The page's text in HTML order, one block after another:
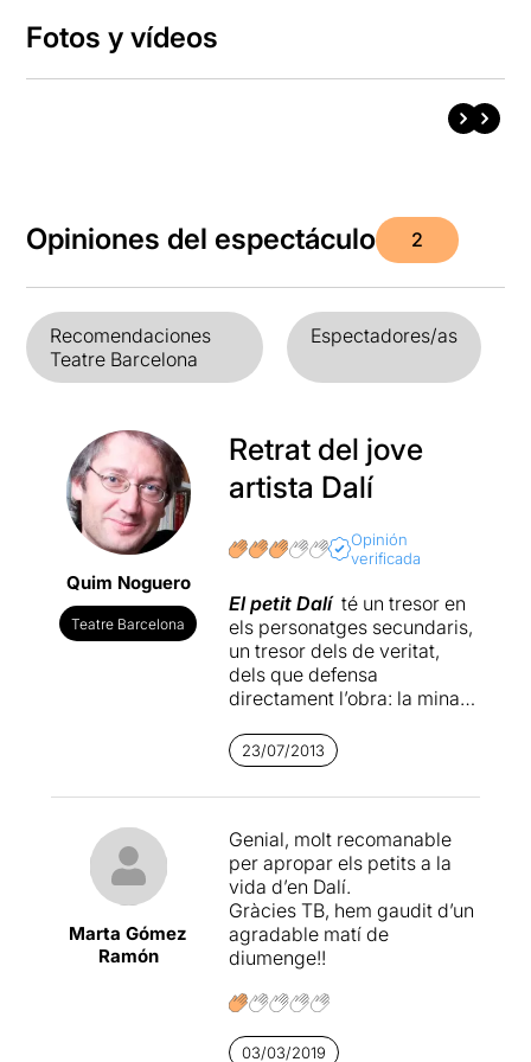
Fotos y vídeos
Opiniones del espectáculo 2
Recomendaciones
Teatre Barcelona
Espectadores/as
Quim Noguero
Teatre Barcelona
Retrat del jove
artista Dalí
Opinión
verificada
El petit Dalíté un tresor en
els personatges secundaris,
un tresor dels de veritat,
dels que defensa
directament l’obra: la mina
dins nostre. En canvi, hi
resulta un pèl naïf i pedestre
la figura del personatge
aquí rebatejat com a Salvi,
potser per connectar amb
els escolars d’avui, potser
perquè els d’Únic
Produccions no saben que
Salvador Dalí ja en tenia un
vegades es cau en el tòpic
la fama del personatge més
23/07/2013
Marta Gómez
Ramón
Genial, molt recomanable
per apropar els petits a la
vida d’en Dalí.
Gràcies TB, hem gaudit d’un
agradable matí de
diumenge!!
03/03/2019